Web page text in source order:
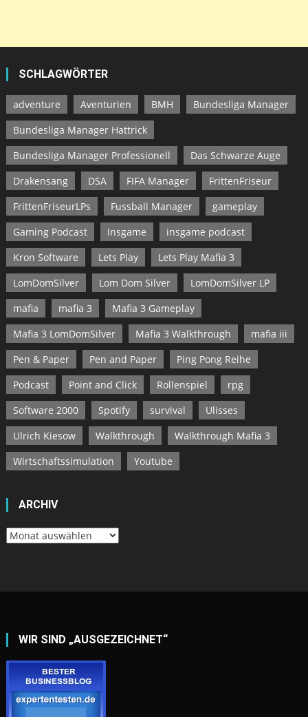
SCHLAGWÖRTER
adventure Aventurien BMH
Bundesliga Manager
Bundesliga Manager Hattrick
Bundesliga Manager Professionell
Das Schwarze Auge
Drakensang
DSA FIFA Manager
FrittenFriseur
FrittenFriseurLPs
Fussball Manager
gameplay
Gaming Podcast
Insgame
insgame podcast
Kron Software
Lets Play
Lets Play Mafia 3
LomDomSilver
Lom Dom Silver
LomDomSilver LP
mafia
mafia 3
Mafia 3 Gameplay
Mafia 3 LomDomSilver
Mafia 3 Walkthrough
mafia iii
Pen & Paper
Pen and Paper
Ping Pong Reihe
Podcast
Point and Click Rollenspiel
rpg
Software 2000
Spotify survival
Ulisses
Ulrich Kiesow
Walkthrough
Walkthrough Mafia 3
Wirtschaftssimulation
Youtube
ARCHIV
Archiv
WIR SIND „AUSGEZEICHNET“